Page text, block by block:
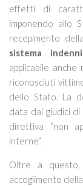
effetti di
imponendo allo
recepimento
sistema
applicabile
riconosciuti
dello Stato. La
data dai giudici
direttiva “non
interne”.
Oltre a questo,
accoglimento